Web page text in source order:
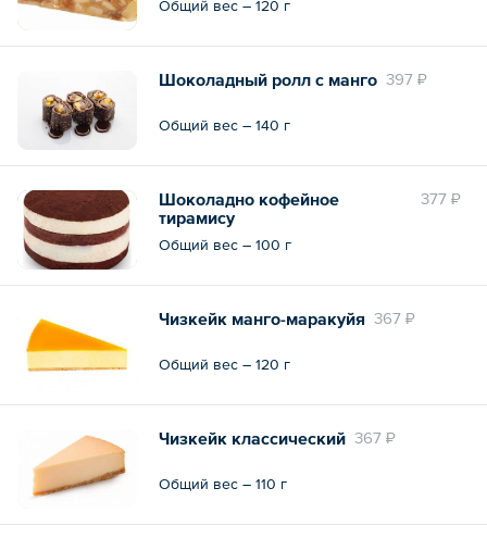
Общий вес – 120 г
397 ₽
Шоколадный ролл с манго
Общий вес – 140 г
377 ₽
Шоколадно кофейное
тирамису
Общий вес – 100 г
367 ₽
Чизкейк манго-маракуйя
Общий вес – 120 г
367 ₽
Чизкейк классический
Общий вес – 110 г